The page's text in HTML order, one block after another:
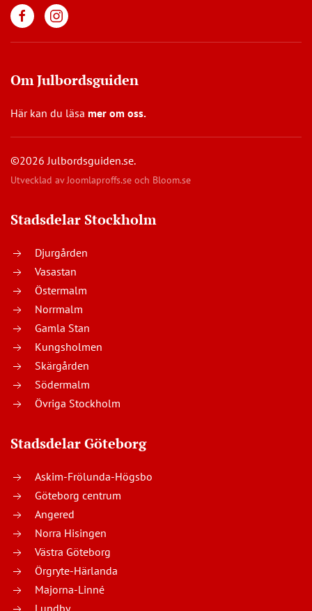
Om Julbordsguiden
Här kan du läsa mer om oss.
©2026 Julbordsguiden.se.
Utvecklad avJoomlaproffs.se och Bloom.se
Stadsdelar Stockholm
Djurgården
Vasastan
Östermalm
Norrmalm
Gamla Stan
Kungsholmen
Skärgården
Södermalm
Övriga Stockholm
Stadsdelar Göteborg
Askim-Frölunda-Högsbo
Göteborg centrum
Angered
Norra Hisingen
Västra Göteborg
Örgryte-Härlanda
Majorna-Linné
Lundby